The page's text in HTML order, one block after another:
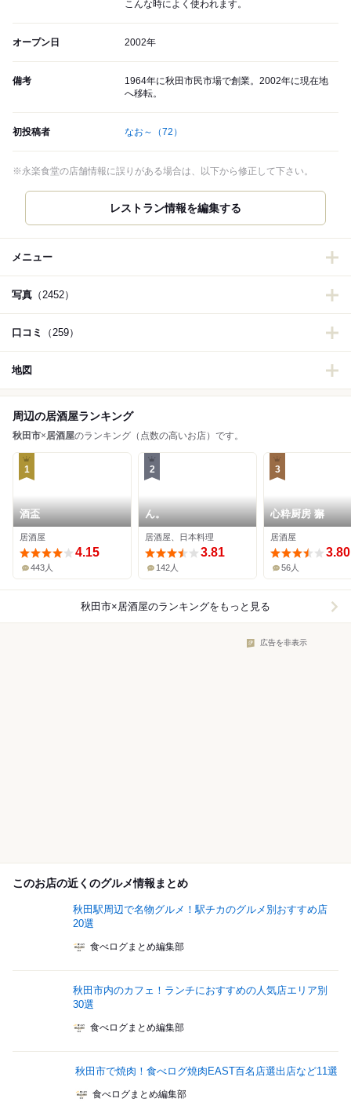
こんな時によく使われます。
オープン日 2002年
備考
1964年に秋田市民市場で創業。2002年に現在地
へ移転。
初投稿者 なお～ （72）
※永楽食堂の店舗情報に誤りがある場合は、以下から修正して下さい。
メニュー
写真 （2452）
口コミ （259）
地図
周辺の居酒屋ランキング
秋田市×居酒屋のランキング（点数の高いお店）です。
1
酒盃
居酒屋
4.15
443人
2
ん。
居酒屋、日本料理
3.81
142人
3
心粋厨房 獬
居酒屋
3.80
56人
秋田市×居酒屋のランキングをもっと見る
広告を非表示
このお店の近くのグルメ情報まとめ
秋田駅周辺で名物グルメ！駅チカのグルメ別おすすめ店
20選
食べログまとめ編集部
秋田市内のカフェ！ランチにおすすめの人気店エリア別
30選
食べログまとめ編集部
秋田市で焼肉！食べログ焼肉EAST百名店選出店など11選
食べログまとめ編集部